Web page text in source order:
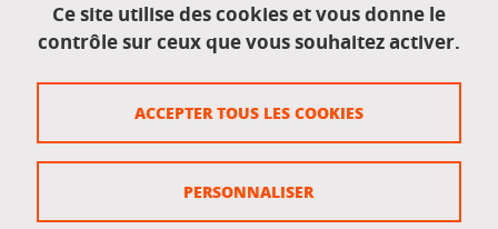
Données personnelles
Crédits
Gestion des cookies
Ce site utilise des cookies et vous donne le
contrôle sur ceux que vous souhaitez activer.
ACCEPTER TOUS LES COOKIES
PERSONNALISER